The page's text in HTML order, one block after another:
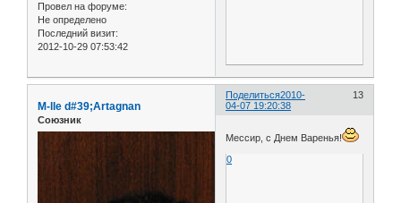
Провел на форуме:
Не определено
Последний визит:
2012-10-29 07:53:42
Поделиться 13
2010-
04-07 19:20:38
M-lle d#39;Artagnan
Союзник
Мессир, с Днем Варенья!
0